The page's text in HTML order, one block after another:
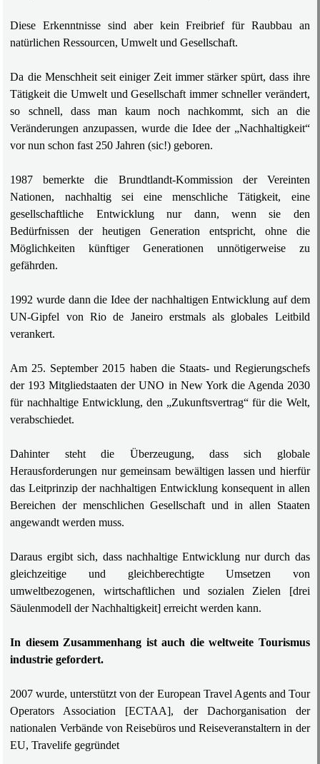
Diese Erkenntnisse sind aber kein Freibrief für Raubbau an
natürlichen Ressourcen, Umwelt und Gesellschaft.
Da die Menschheit seit einiger Zeit immer stärker spürt, dass ihre
Tätigkeit die Umwelt und Gesellschaft immer schneller verändert,
so schnell, dass man kaum noch nachkommt, sich an die
Veränderungen anzupassen, wurde die Idee der „Nachhaltigkeit“
vor nun schon fast 250 Jahren (sic!) geboren.
1987 bemerkte die Brundtlandt-Kommission der Vereinten
Nationen, nachhaltig sei eine menschliche Tätigkeit, eine
gesellschaftliche Entwicklung nur dann, wenn sie den
Bedürfnissen der heutigen Generation entspricht, ohne die
Möglichkeiten künftiger Generationen unnötigerweise zu
gefährden.
1992 wurde dann die Idee der nachhaltigen Entwicklung auf dem
UN-Gipfel von Rio de Janeiro erstmals als globales Leitbild
verankert.
Am 25. September 2015 haben die Staats- und Regierungschefs
der 193 Mitgliedstaaten der UNO in New York die Agenda 2030
für nachhaltige Entwicklung, den „Zukunftsvertrag“ für die Welt,
verabschiedet.
Dahinter steht die Überzeugung, dass sich globale
Herausforderungen nur gemeinsam bewältigen lassen und hierfür
das Leitprinzip der nachhaltigen Entwicklung konsequent in allen
Bereichen der menschlichen Gesellschaft und in allen Staaten
angewandt werden muss.
Daraus ergibt sich, dass nachhaltige Entwicklung nur durch das
gleichzeitige und gleichberechtigte Umsetzen von
umweltbezogenen, wirtschaftlichen und sozialen Zielen [drei
Säulenmodell der Nachhaltigkeit] erreicht werden kann.
In diesem Zusammenhang ist auch die weltweite Tourismus
industrie gefordert.
2007 wurde, unterstützt von der European Travel Agents and Tour
Operators Association [ECTAA], der Dachorganisation der
nationalen Verbände von Reisebüros und Reiseveranstaltern in der
EU, Travelife gegründet